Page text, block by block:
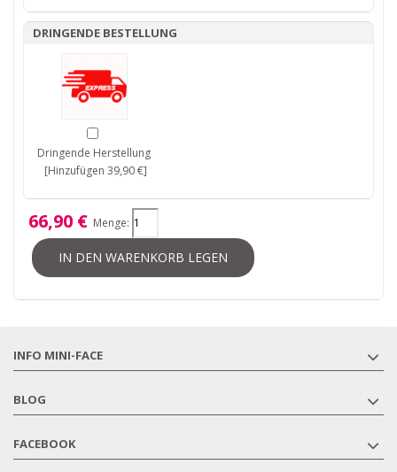
DRINGENDE BESTELLUNG
Dringende Herstellung
[Hinzufügen 39,90 €]
66,90 € Menge:
IN DEN WARENKORB LEGEN
INFO MINI-FACE
BLOG
FACEBOOK